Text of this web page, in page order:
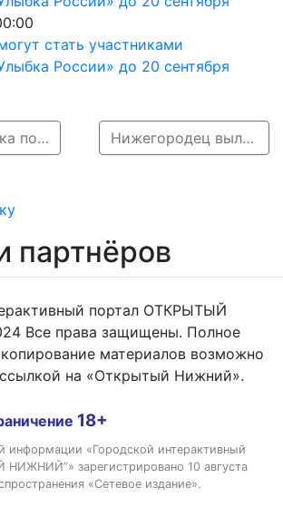
стать участниками
России» до 20 сентября
← Пенсионерка погибла под колесами иномарки в Лысковском районе 22 ноября Нижегородец вылетел из машины при жуткой аварии на Стрелке 22 ноября →
партнёров
портал ОТКРЫТЫЙ
Все права защищены. Полное
материалов возможно
на «Открытый Нижний».
18+
информации «Городской интерактивный
зарегистрировано 10 августа
«Сетевое издание».